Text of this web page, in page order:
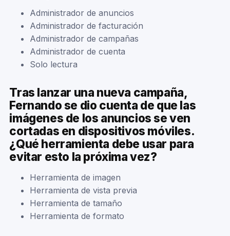
Administrador de anuncios
Administrador de facturación
Administrador de campañas
Administrador de cuenta
Solo lectura
Tras lanzar una nueva campaña,
Fernando se dio cuenta de que las
imágenes de los anuncios se ven
cortadas en dispositivos móviles.
¿Qué herramienta debe usar para
evitar esto la próxima vez?
Herramienta de imagen
Herramienta de vista previa
Herramienta de tamaño
Herramienta de formato